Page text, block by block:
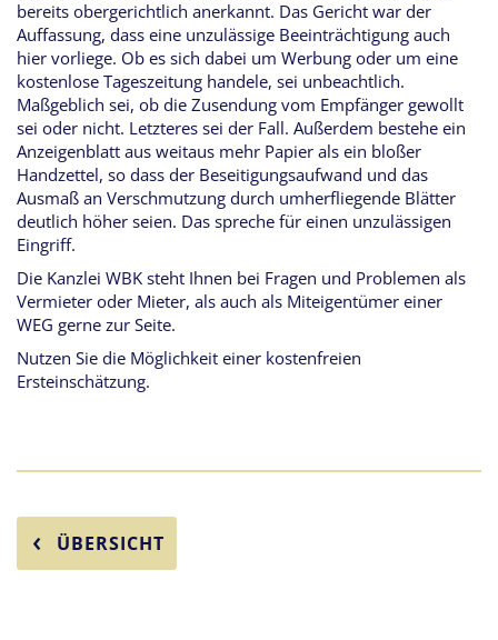
bereits obergerichtlich anerkannt. Das Gericht war der
Auffassung, dass eine unzulässige Beeinträchtigung auch
hier vorliege. Ob es sich dabei um Werbung oder um eine
kostenlose Tageszeitung handele, sei unbeachtlich.
Maßgeblich sei, ob die Zusendung vom Empfänger gewollt
sei oder nicht. Letzteres sei der Fall. Außerdem bestehe ein
Anzeigenblatt aus weitaus mehr Papier als ein bloßer
Handzettel, so dass der Beseitigungsaufwand und das
Ausmaß an Verschmutzung durch umherfliegende Blätter
deutlich höher seien. Das spreche für einen unzulässigen
Eingriff.
Die Kanzlei WBK steht Ihnen bei Fragen und Problemen als
Vermieter oder Mieter, als auch als Miteigentümer einer
WEG gerne zur Seite.
Nutzen Sie die Möglichkeit einer kostenfreien
Ersteinschätzung.
ÜBERSICHT